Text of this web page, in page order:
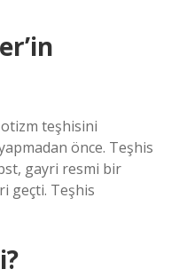
teşhisini
önce. Teşhis
gayri resmi bir
geçti. Teşhis